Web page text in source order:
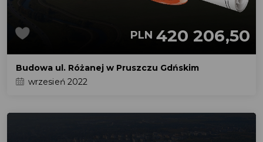
PLN 420 206,50
Budowa ul. Różanej w Pruszczu Gdńskim
wrzesień 2022